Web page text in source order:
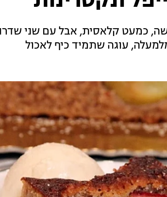
כמעט קלאסית, אבל עם שני
עוגה שתמיד כיף לאכול